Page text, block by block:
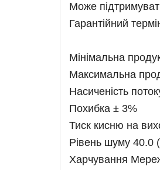
Може
Гарантійний
Мінімальна
Максимальна
Насиченість
Похибка ± 3%
Тиск кисню на
Рівень шуму 40.0
Харчування